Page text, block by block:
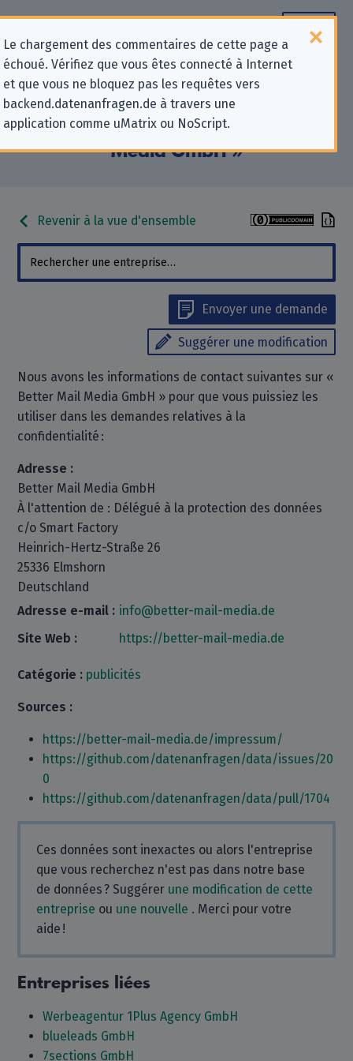
Le chargement des commentaires de cette page a
échoué. Vérifiez que vous êtes connecté à Internet
et que vous ne bloquez pas les requêtes vers
backend.datenanfragen.de à travers une
application comme uMatrix ou NoScript.
Informations de contact pour les
demandes relatives à la protection
de la vie privée pour « Better Mail
Media GmbH »
Revenir à la vue d'ensemble
Envoyer une demande
Suggérer une modification
Nous avons les informations de contact suivantes sur «
Better Mail Media GmbH » pour que vous puissiez les
utiliser dans les demandes relatives à la
confidentialité :
Adresse :
Better Mail Media GmbH
À l'attention de : Délégué à la protection des données
c/o Smart Factory
Heinrich-Hertz-Straße 26
25336 Elmshorn
Deutschland
Adresse e-mail : info@better-mail-media.de
Site Web :
https://better-mail-media.de
Catégorie : publicités
Sources :
https://better-mail-media.de/impressum/
https://github.com/datenanfragen/data/issues/20
0
https://github.com/datenanfragen/data/pull/1704
Ces données sont inexactes ou alors l'entreprise
que vous recherchez n'est pas dans notre base
de données ? Suggérer une modification de cette
entreprise ou une nouvelle . Merci pour votre
aide !
Entreprises liées
Werbeagentur 1Plus Agency GmbH
blueleads GmbH
7sections GmbH